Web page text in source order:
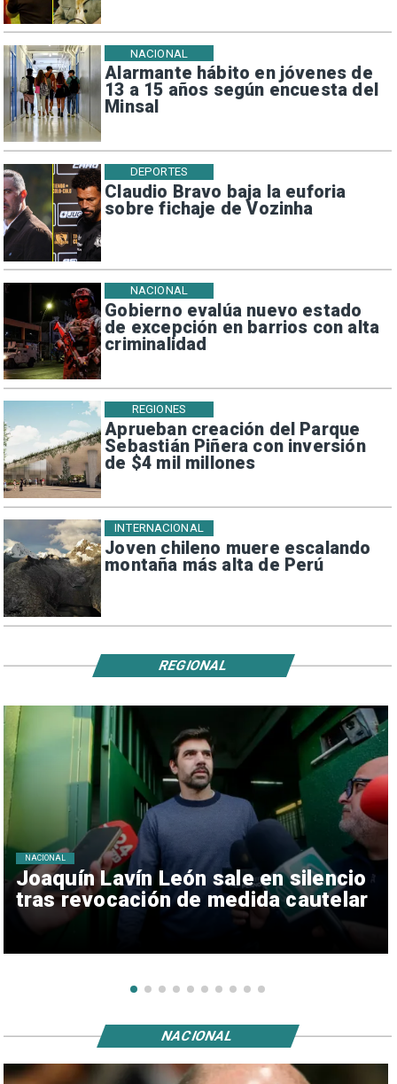
Alarmante hábito en jóvenes de
13 a 15 años según encuesta del
Minsal
NACIONAL
Claudio Bravo baja la euforia
sobre fichaje de Vozinha
DEPORTES
Gobierno evalúa nuevo estado
de excepción en barrios con alta
criminalidad
NACIONAL
Aprueban creación del Parque
Sebastián Piñera con inversión
de $4 mil millones
REGIONES
Joven chileno muere escalando
montaña más alta de Perú
INTERNACIONAL
Joaquín Lavín León sale en silencio
tras revocación de medida cautelar
NACIONAL
REGIONAL
NACIONAL